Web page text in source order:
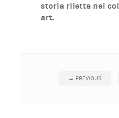
storia riletta nei
art.
← PREVIOUS